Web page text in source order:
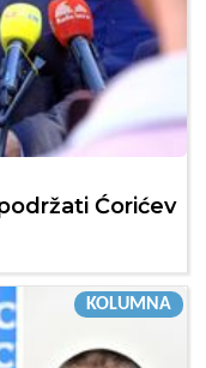
Ćorićev
KOLUMNA